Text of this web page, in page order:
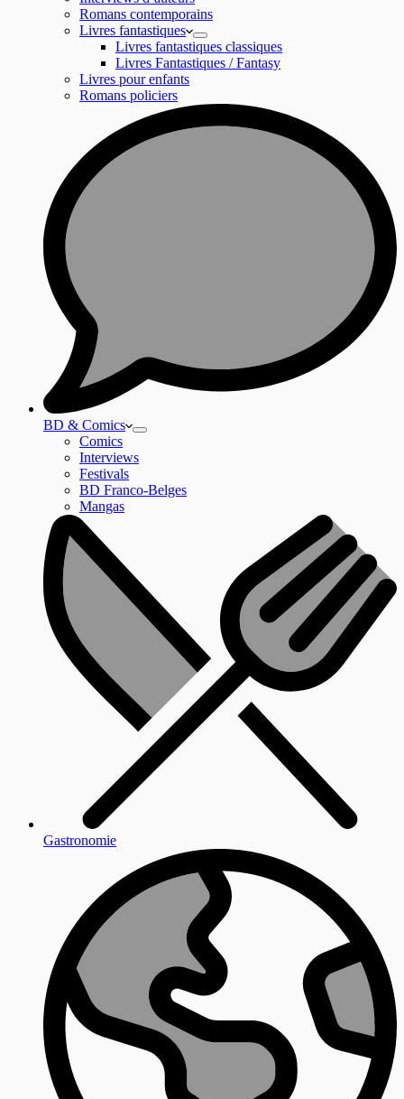
Romans contemporains
Livres fantastiques
Livres fantastiques classiques
Livres Fantastiques / Fantasy
Livres pour enfants
Romans policiers
BD & Comics
Comics
Interviews
Festivals
BD Franco-Belges
Mangas
Gastronomie